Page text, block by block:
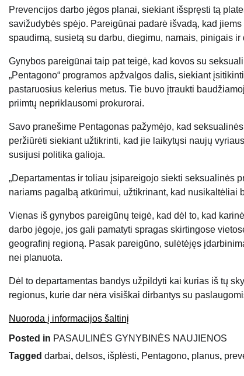
Prevencijos darbo jėgos planai, siekiant išspręsti tą
savižudybės spėjo. Pareigūnai padarė išvadą, kad
spaudimą, susietą su darbu, diegimu, namais, pinigais
Gynybos pareigūnai taip pat teigė, kad kovos su
„Pentagono“ programos apžvalgos dalis, siekiant
pastaruosius kelerius metus. Tie buvo įtraukti
priimtų nepriklausomi prokurorai.
Savo pranešime Pentagonas pažymėjo, kad
peržiūrėti siekiant užtikrinti, kad jie laikytųsi naujų
susijusi politika galioja.
„Departamentas ir toliau įsipareigojo siekti seksualinės
nariams pagalbą atkūrimui, užtikrinant, kad nusikaltėliai
Vienas iš gynybos pareigūnų teigė, kad dėl to, kad
darbo jėgoje, jos gali pamatyti spragas skirtingose
geografinį regioną. Pasak pareigūno, sulėtėjęs
nei planuota.
Dėl to departamentas bandys užpildyti kai kurias iš tų
regionus, kurie dar nėra visiškai dirbantys su
Nuoroda į informacijos šaltinį
Posted in PASAULINĖS GYNYBINĖS NAUJIENOS
Tagged darbai, delsos, išplėsti, Pentagono, planus,